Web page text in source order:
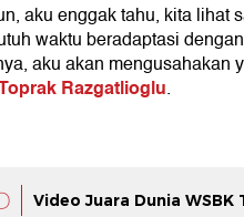
aku enggak tahu, kita lihat
waktu beradaptasi
aku akan mengusahakan
Razgatlioglu.
Video Juara Dunia